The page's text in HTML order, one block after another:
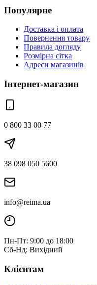
Популярне
Доставка і оплата
Повернення товару
Правила догляду
Розмірна сітка
Адреси магазинів
Інтернет-магазин
0 800 33 00 77
38 098 050 5600
info@reima.ua
Пн-Пт: 9:00 до 18:00
Сб-Нд: Вихідний
Клієнтам